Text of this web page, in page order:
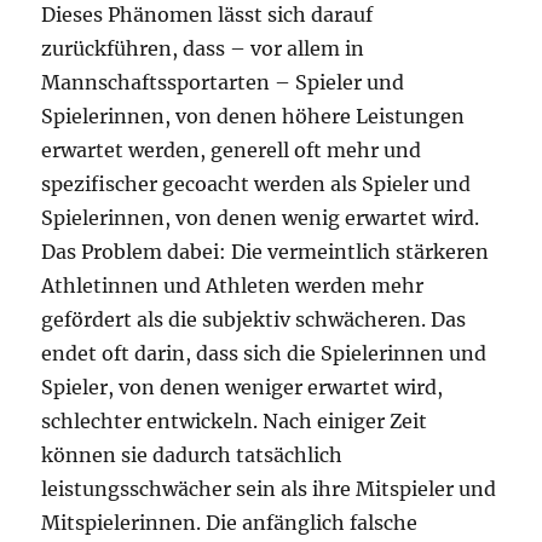
Dieses Phänomen lässt sich darauf
zurückführen, dass – vor allem in
Mannschaftssportarten – Spieler und
Spielerinnen, von denen höhere Leistungen
erwartet werden, generell oft mehr und
spezifischer gecoacht werden als Spieler und
Spielerinnen, von denen wenig erwartet wird.
Das Problem dabei: Die vermeintlich stärkeren
Athletinnen und Athleten werden mehr
gefördert als die subjektiv schwächeren. Das
endet oft darin, dass sich die Spielerinnen und
Spieler, von denen weniger erwartet wird,
schlechter entwickeln. Nach einiger Zeit
können sie dadurch tatsächlich
leistungsschwächer sein als ihre Mitspieler und
Mitspielerinnen. Die anfänglich falsche